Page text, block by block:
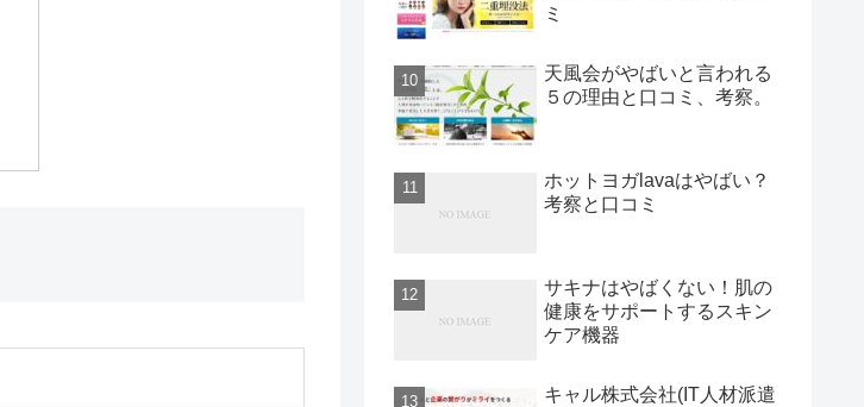
ミ
天風会がやばいと言われる
５の理由と口コミ、考察。
ホットヨガlavaはやばい？
考察と口コミ
サキナはやばくない！肌の
健康をサポートするスキン
ケア機器
キャル株式会社(IT人材派遣